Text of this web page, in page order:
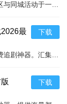
最
下载
读器
下载